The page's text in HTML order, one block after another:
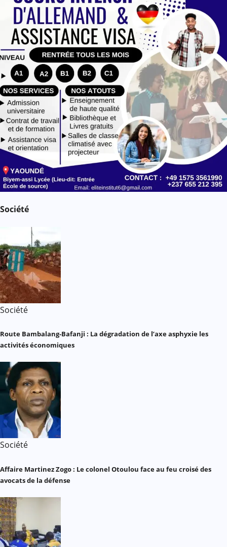
Société
Société
Route Bambalang-Bafanji : La dégradation de l’axe asphyxie les
activités économiques
Société
Affaire Martinez Zogo : Le colonel Otoulou face au feu croisé des
avocats de la défense